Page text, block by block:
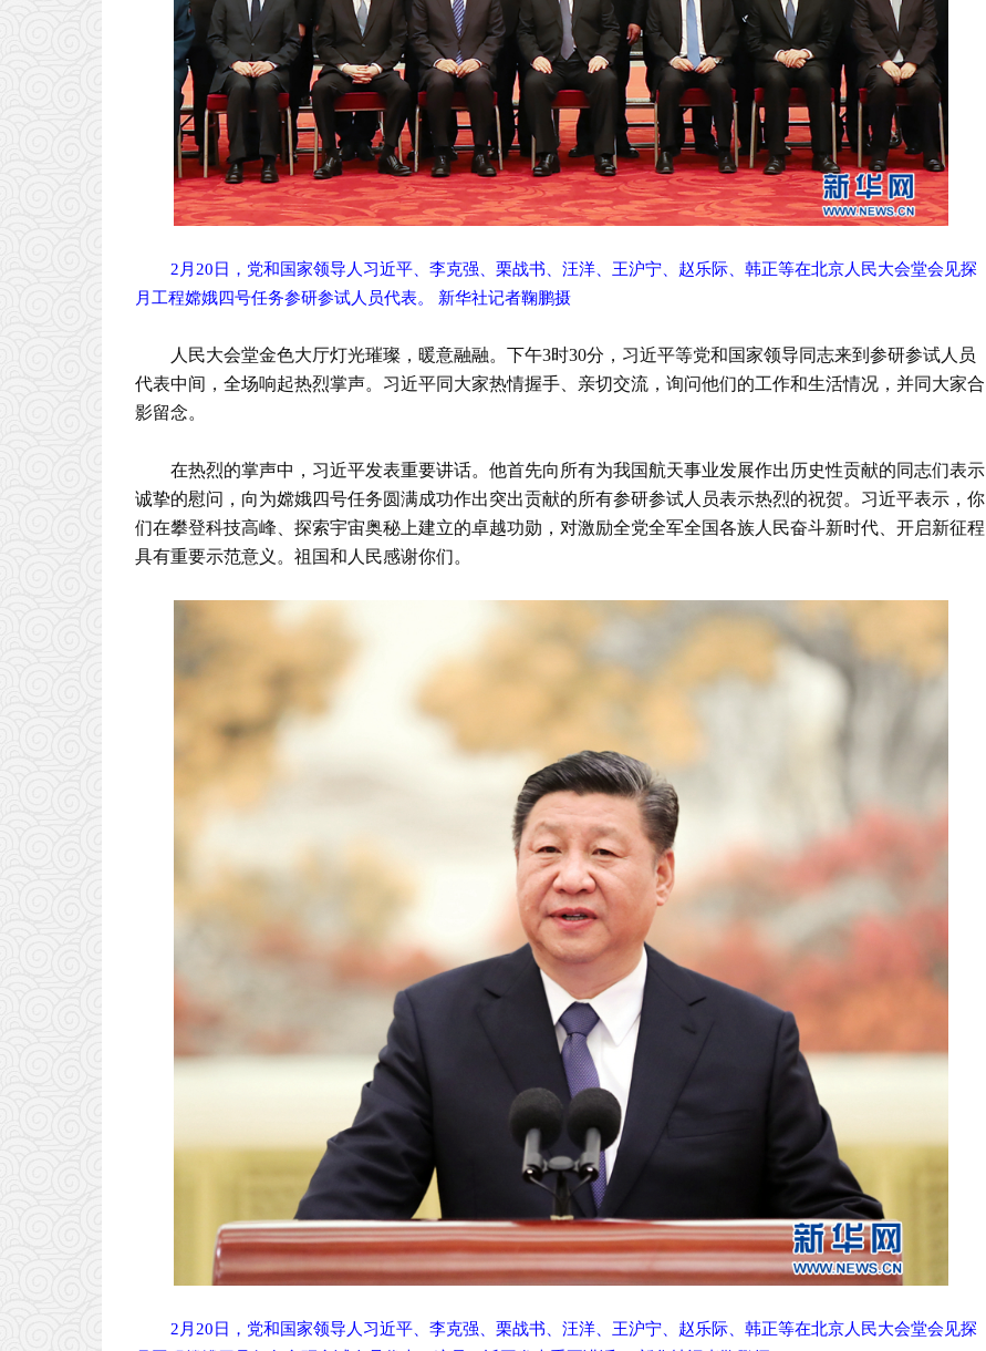
2月20日，党和国家领导人习近平、李克强、栗战书、汪洋、王沪宁、赵乐际、韩正等在北京人民大会堂会见探
月工程嫦娥四号任务参研参试人员代表。 新华社记者鞠鹏摄
人民大会堂金色大厅灯光璀璨，暖意融融。下午3时30分，习近平等党和国家领导同志来到参研参试人员
代表中间，全场响起热烈掌声。习近平同大家热情握手、亲切交流，询问他们的工作和生活情况，并同大家合
影留念。
在热烈的掌声中，习近平发表重要讲话。他首先向所有为我国航天事业发展作出历史性贡献的同志们表示
诚挚的慰问，向为嫦娥四号任务圆满成功作出突出贡献的所有参研参试人员表示热烈的祝贺。习近平表示，你
们在攀登科技高峰、探索宇宙奥秘上建立的卓越功勋，对激励全党全军全国各族人民奋斗新时代、开启新征程
具有重要示范意义。祖国和人民感谢你们。
2月20日，党和国家领导人习近平、李克强、栗战书、汪洋、王沪宁、赵乐际、韩正等在北京人民大会堂会见探